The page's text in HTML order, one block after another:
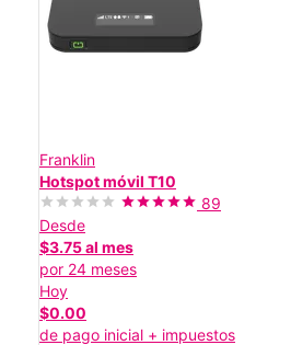
Franklin
Hotspot móvil T10
89
Desde
$3.75 al mes
por 24 meses
Hoy
$0.00
de pago inicial + impuestos